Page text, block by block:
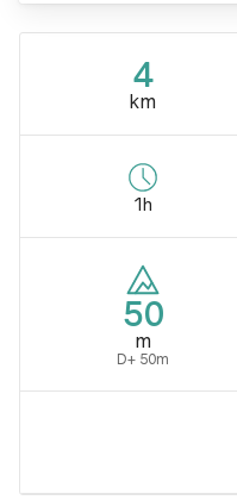
4
km
1h
50
m
D+ 50m